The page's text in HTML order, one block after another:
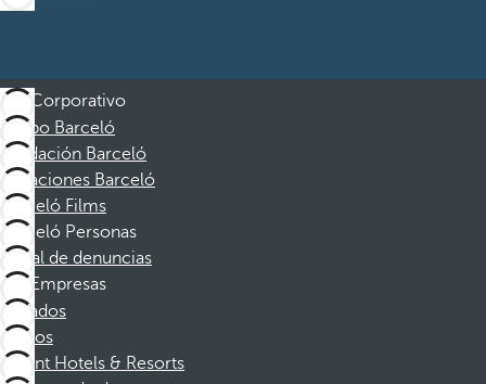
Corporativo
Grupo Barceló
Fundación Barceló
Vacaciones Barceló
Barceló Films
Barceló Personas
Canal de denuncias
Empresas
Afiliados
Socios
Dorint Hotels & Resorts